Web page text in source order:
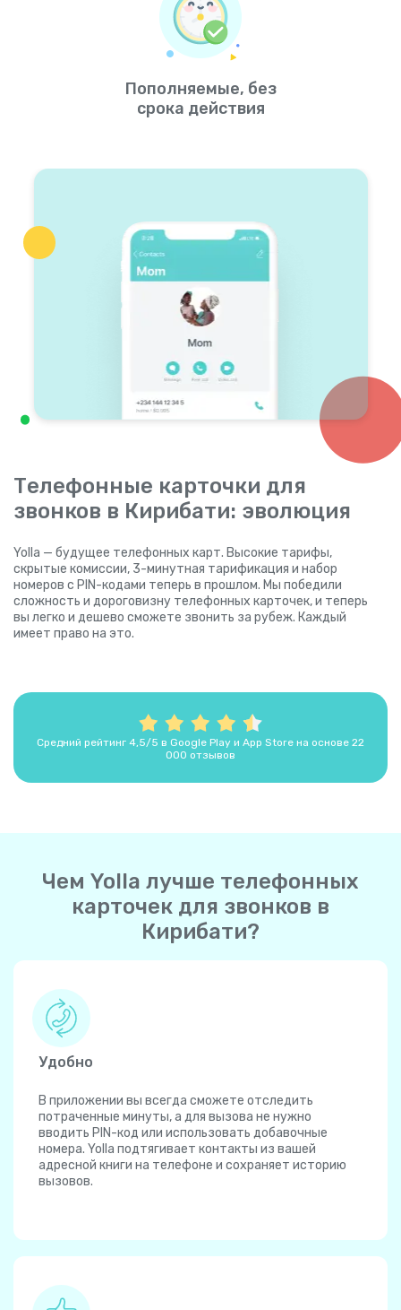
Пополняемые, без
срока действия
Телефонные карточки для
звонков в Кирибати: эволюция
Yolla — будущее телефонных карт. Высокие тарифы,
скрытые комиссии, 3-минутная тарификация и набор
номеров с PIN-кодами теперь в прошлом. Мы победили
сложность и дороговизну телефонных карточек, и теперь
вы легко и дешево сможете звонить за рубеж. Каждый
имеет право на это.
Средний рейтинг 4,5/5 в Google Play и App Store на основе 22
000 отзывов
Чем Yolla лучше телефонных
карточек для звонков в
Кирибати?
Удобно
В приложении вы всегда сможете отследить
потраченные минуты, а для вызова не нужно
вводить PIN-код или использовать добавочные
номера. Yolla подтягивает контакты из вашей
адресной книги на телефоне и сохраняет историю
вызовов.